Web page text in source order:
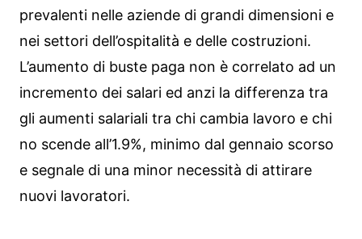
prevalenti nelle aziende di grandi dimensioni e
nei settori dell’ospitalità e delle costruzioni.
L’aumento di buste paga non è correlato ad un
incremento dei salari ed anzi la differenza tra
gli aumenti salariali tra chi cambia lavoro e chi
no scende all’1.9%, minimo dal gennaio scorso
e segnale di una minor necessità di attirare
nuovi lavoratori.